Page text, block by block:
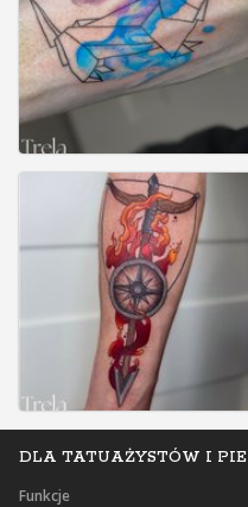
DLA TATUAŻYSTÓW I
Funkcje